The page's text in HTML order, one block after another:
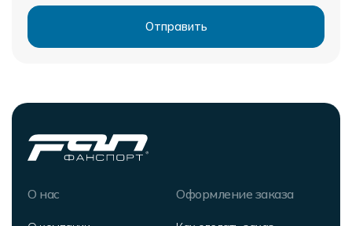
О нас Оформление заказа